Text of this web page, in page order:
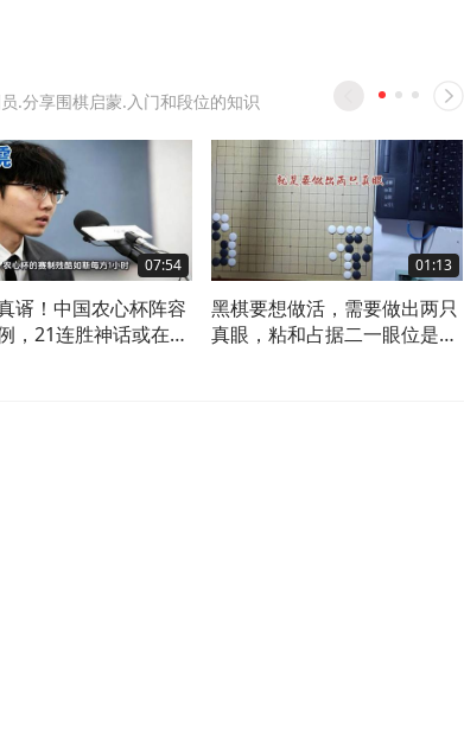
.分享围棋启蒙.入门和段位的知识
07:54
谞！中国农心杯阵容
，21连胜神话或在北
01:13
黑棋要想做活，需要做出两只
真眼，粘和占据二一眼位是行